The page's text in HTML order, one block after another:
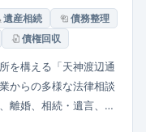
遺産相続
債務整理
債権回収
を構える「天神渡辺通
からの多様な法律相談
離婚、相続・遺言、労
、依頼者の利益を守る